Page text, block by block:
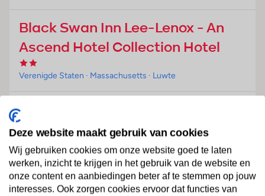
Black Swan Inn Lee-Lenox - An
Ascend Hotel Collection Hotel
Verenigde Staten · Massachusetts · Luwte
Ligging
Het hotel ligt in Lee, de dichtstbijzijnde luchthaven is
Hartford/Springfield - Bradley (BDL).
Hotelfaciliteiten
Het hotel beschikt over 52 kamers en over een lift.
Het vriendelijke personeel aan de receptie is graag bij
Deze website maakt gebruik van cookies
Wij gebruiken cookies om onze website goed te laten
werken, inzicht te krijgen in het gebruik van de website en
onze content en aanbiedingen beter af te stemmen op jouw
interesses. Ook zorgen cookies ervoor dat functies van